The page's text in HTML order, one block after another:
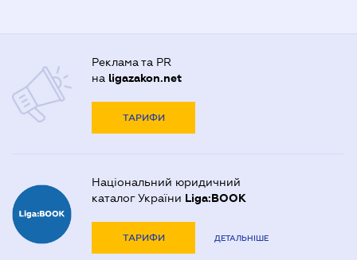
Реклама та PR
на ligazakon.net
ТАРИФИ
Національний юридичний
каталог України Liga:BOOK
ТАРИФИ ДЕТАЛЬНІШЕ